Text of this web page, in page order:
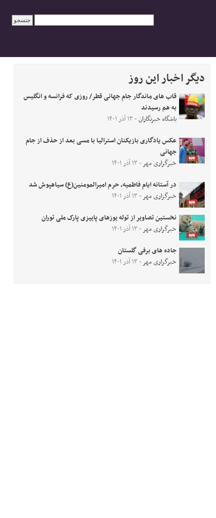
دیگر اخبار این روز
قاب های ماندگار جام جهانی قطر/ روزی که فرانسه و انگلیس
به هم رسیدند
باشگاه خبرنگاران- ۱۳ آذر ۱۴۰۱
عکس یادگاری بازیکنان استرالیا با مسی بعد از حذف از جام
جهانی
خبرگزاری مهر- ۱۳ آذر ۱۴۰۱
در آستانه ایام فاطمیه، حرم امیرالمومنین(ع) سیاهپوش شد
خبرگزاری مهر- ۱۳ آذر ۱۴۰۱
نخستین تصاویر از توله‌ یوزهای پاییزی پارک ملی توران
خبرگزاری مهر- ۱۳ آذر ۱۴۰۱
جاده های برفی گلستان
خبرگزاری مهر- ۱۳ آذر ۱۴۰۱